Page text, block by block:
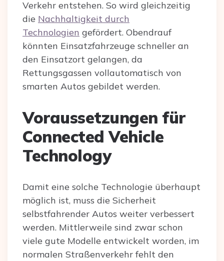
Verkehr entstehen. So wird gleichzeitig
die Nachhaltigkeit durch
Technologien gefördert. Obendrauf
könnten Einsatzfahrzeuge schneller an
den Einsatzort gelangen, da
Rettungsgassen vollautomatisch von
smarten Autos gebildet werden.
Voraussetzungen für
Connected Vehicle
Technology
Damit eine solche Technologie überhaupt
möglich ist, muss die Sicherheit
selbstfahrender Autos weiter verbessert
werden. Mittlerweile sind zwar schon
viele gute Modelle entwickelt worden, im
normalen Straßenverkehr fehlt den